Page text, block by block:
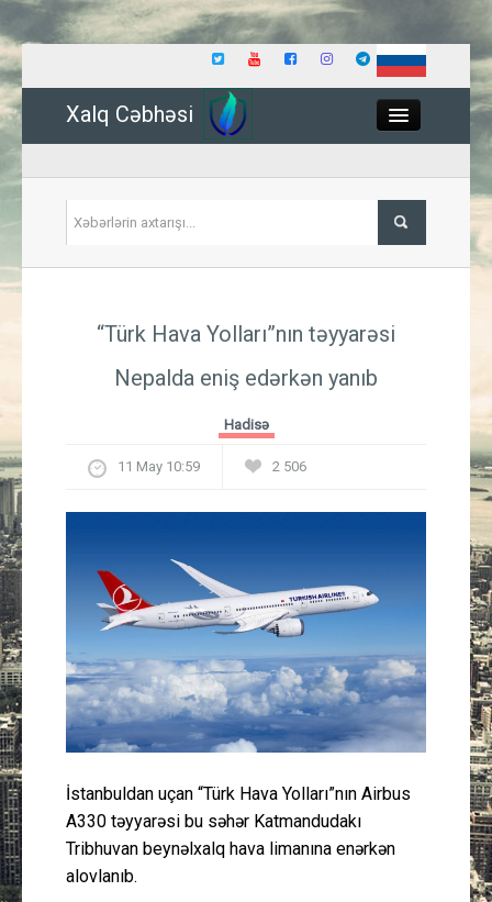
Xalq Cəbhəsi
İqtisadiyyat
Güney Azərbaycan
Müsahibə
İdman
Layihə
Gündəm
Cəmiyyət
“Türk Hava Yolları”nın təyyarəsi
Nepalda eniş edərkən yanıb
Hadisə
11 May 10:59 2 506
İstanbuldan uçan “Türk Hava Yolları”nın Airbus
A330 təyyarəsi bu səhər Katmandudakı
Tribhuvan beynəlxalq hava limanına enərkən
alovlanıb.